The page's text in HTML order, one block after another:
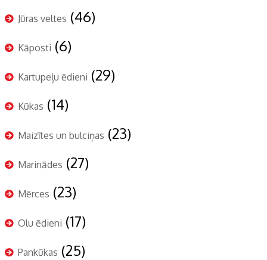
Jūras veltes (46)
Kāposti (6)
Kartupeļu ēdieni (29)
Kūkas (14)
Maizītes un bulciņas (23)
Marinādes (27)
Mērces (23)
Olu ēdieni (17)
Pankūkas (25)